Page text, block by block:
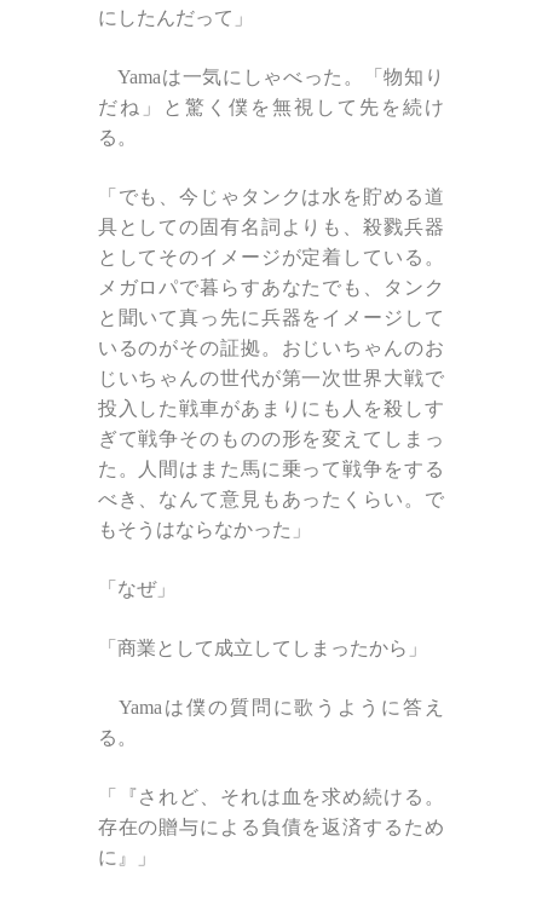
にしたんだって」
Yamaは一気にしゃべった。「物知り
だね」と驚く僕を無視して先を続け
る。
「でも、今じゃタンクは水を貯める道
具としての固有名詞よりも、殺戮兵器
としてそのイメージが定着している。
メガロパで暮らすあなたでも、タンク
と聞いて真っ先に兵器をイメージして
いるのがその証拠。おじいちゃんのお
じいちゃんの世代が第一次世界大戦で
投入した戦車があまりにも人を殺しす
ぎて戦争そのものの形を変えてしまっ
た。人間はまた馬に乗って戦争をする
べき、なんて意見もあったくらい。で
もそうはならなかった」
「なぜ」
「商業として成立してしまったから」
Yamaは僕の質問に歌うように答え
る。
「『されど、それは血を求め続ける。
存在の贈与による負債を返済するため
に』」